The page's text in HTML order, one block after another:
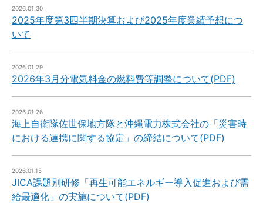
2026.01.30
2025年度第3四半期決算および2025年度業績予想につ
いて
2026.01.29
2026年3月分電気料金の燃料費等調整について(PDF)
2026.01.26
海上自衛隊佐世保地方隊と沖縄電力株式会社の「災害時
における連携に関する協定」の締結について(PDF)
2026.01.15
JICA課題別研修「再生可能エネルギー導入促進および需
給最適化」の実施について(PDF)